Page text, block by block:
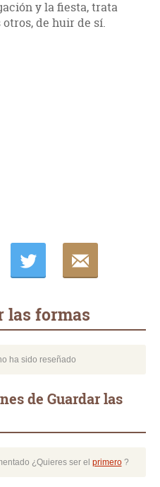
y la fiesta, trata
de huir de sí.
las formas
ha sido reseñado
de Guardar las
¿Quieres ser el primero?